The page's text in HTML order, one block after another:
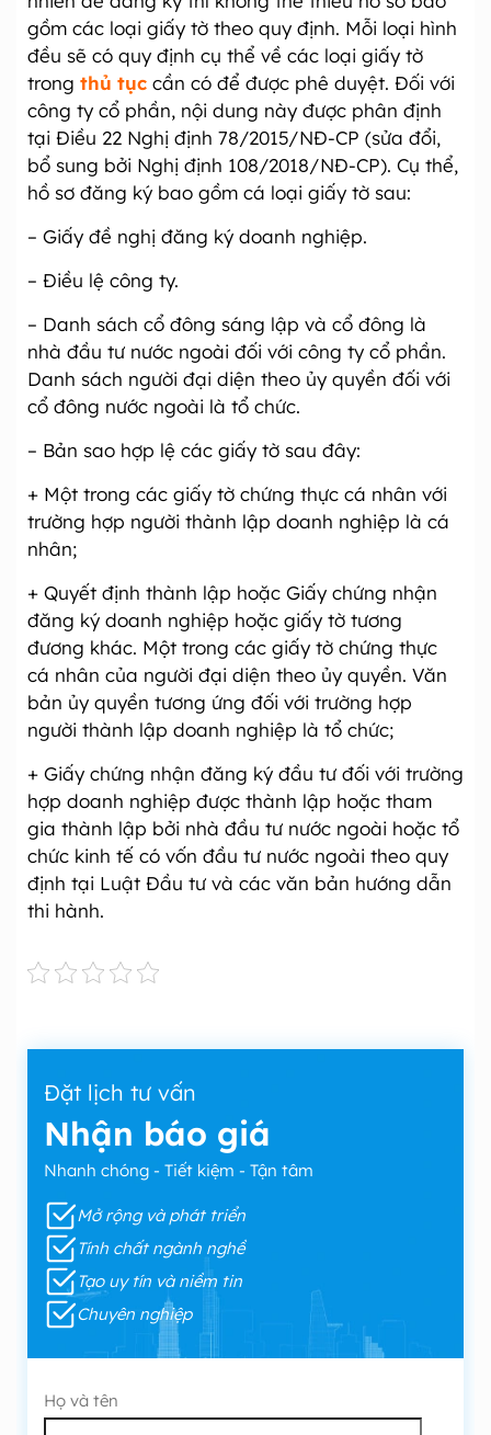
gồm các loại giấy tờ theo quy định. Mỗi loại hình
đều sẽ có quy định cụ thể về các loại giấy tờ
trong thủ tục cần có để được phê duyệt. Đối với
công ty cổ phần, nội dung này được phân định
tại Điều 22 Nghị định 78/2015/NĐ-CP (sửa đổi,
bổ sung bởi Nghị định 108/2018/NĐ-CP). Cụ thể,
hồ sơ đăng ký bao gồm cá loại giấy tờ sau:
– Giấy đề nghị đăng ký doanh nghiệp.
– Điều lệ công ty.
– Danh sách cổ đông sáng lập và cổ đông là
nhà đầu tư nước ngoài đối với công ty cổ phần.
Danh sách người đại diện theo ủy quyền đối với
cổ đông nước ngoài là tổ chức.
– Bản sao hợp lệ các giấy tờ sau đây:
+ Một trong các giấy tờ chứng thực cá nhân với
trường hợp người thành lập doanh nghiệp là cá
nhân;
+ Quyết định thành lập hoặc Giấy chứng nhận
đăng ký doanh nghiệp hoặc giấy tờ tương
đương khác. Một trong các giấy tờ chứng thực
cá nhân của người đại diện theo ủy quyền. Văn
bản ủy quyền tương ứng đối với trường hợp
người thành lập doanh nghiệp là tổ chức;
+ Giấy chứng nhận đăng ký đầu tư đối với trường
hợp doanh nghiệp được thành lập hoặc tham
gia thành lập bởi nhà đầu tư nước ngoài hoặc tổ
chức kinh tế có vốn đầu tư nước ngoài theo quy
định tại Luật Đầu tư và các văn bản hướng dẫn
thi hành.
Đặt lịch tư vấn
Nhận báo giá
Nhanh chóng - Tiết kiệm - Tận tâm
Mở rộng và phát triển
Tính chất ngành nghề
Tạo uy tín và niềm tin
Chuyên nghiệp
Họ và tên